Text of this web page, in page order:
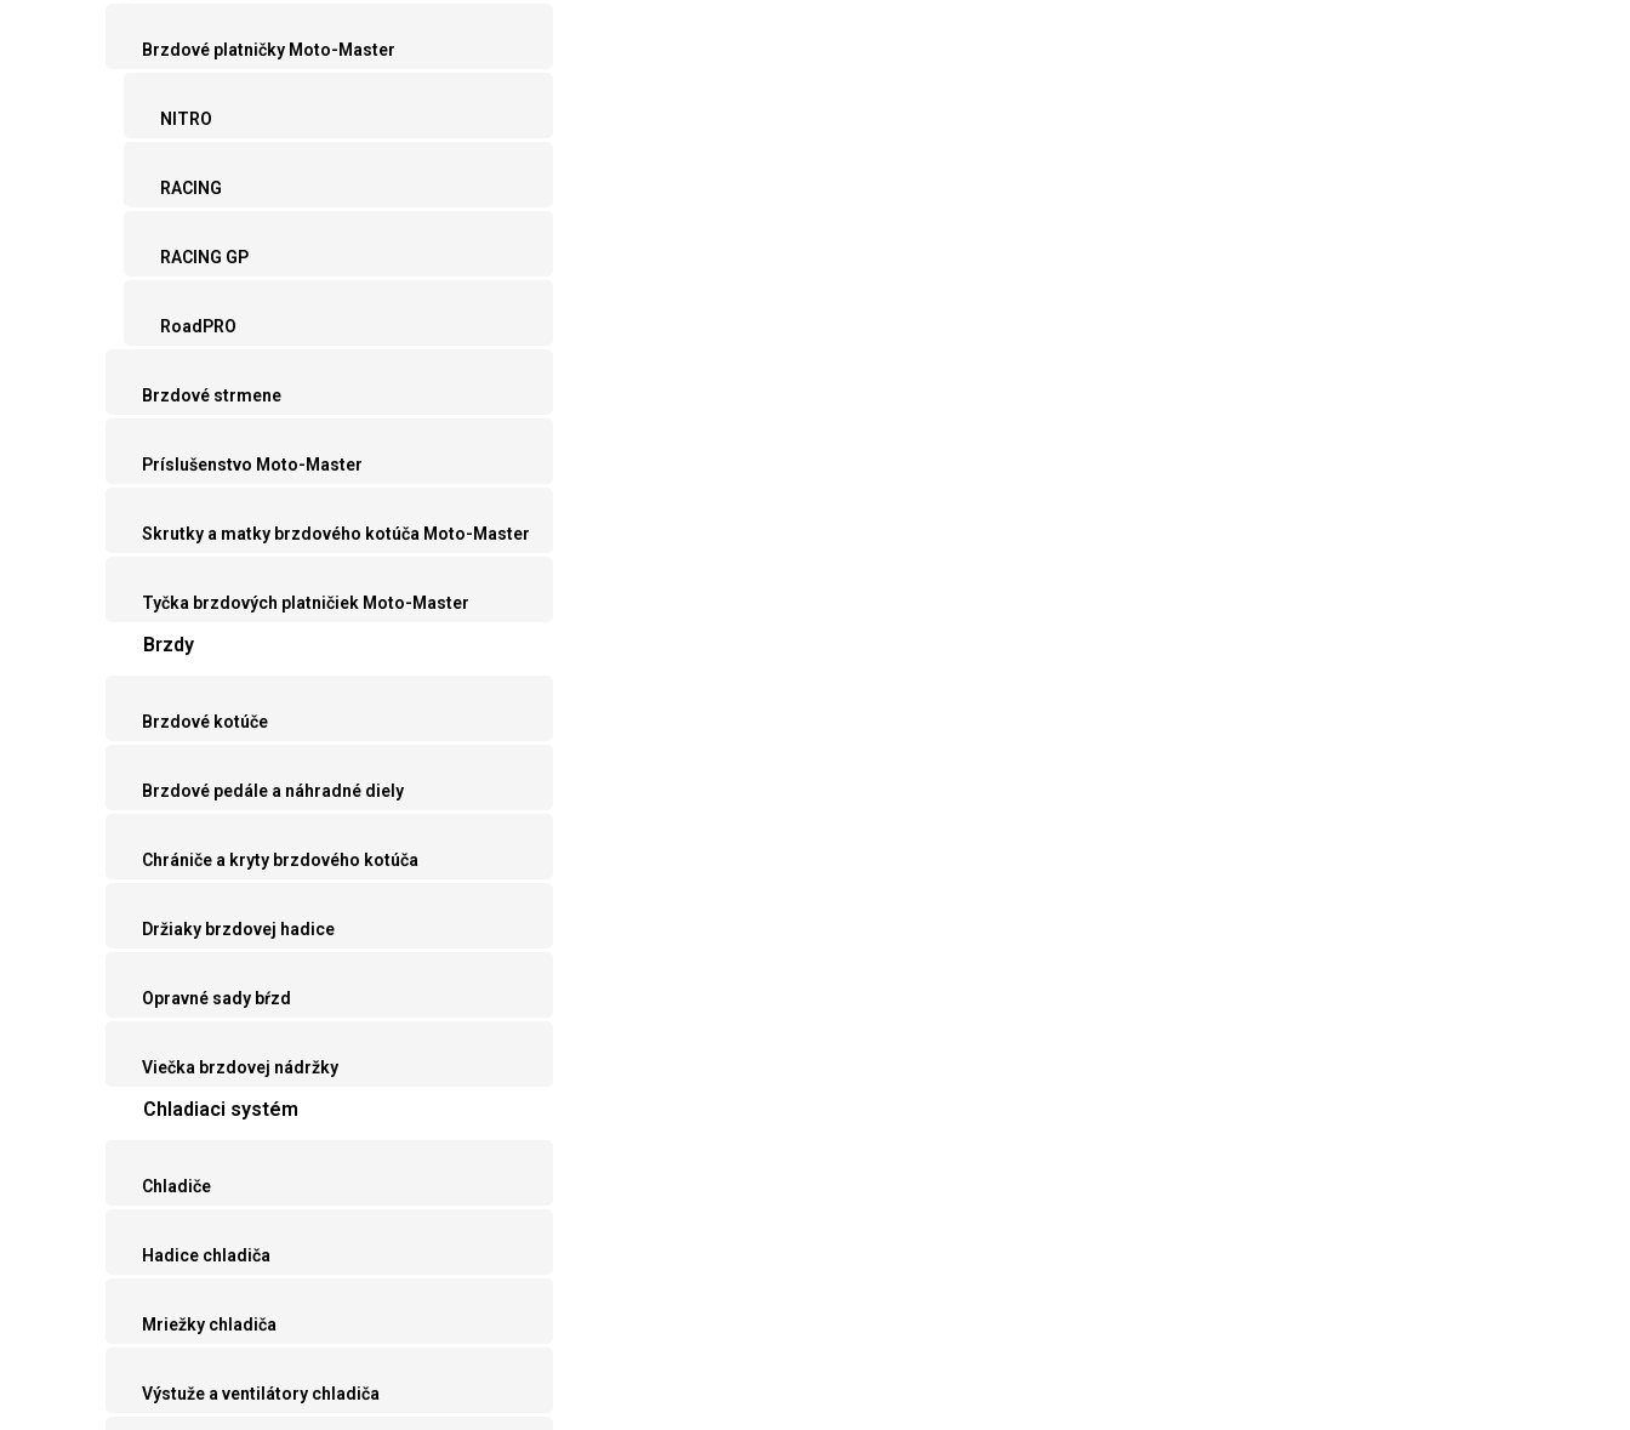
Brzdové platničky Moto-Master
NITRO
RACING
RACING GP
RoadPRO
Brzdové strmene
Príslušenstvo Moto-Master
Skrutky a matky brzdového kotúča Moto-Master
Tyčka brzdových platničiek Moto-Master
Brzdy
Brzdové kotúče
Brzdové pedále a náhradné diely
Chrániče a kryty brzdového kotúča
Držiaky brzdovej hadice
Opravné sady bŕzd
Viečka brzdovej nádržky
Chladiaci systém
Chladiče
Hadice chladiča
Mriežky chladiča
Výstuže a ventilátory chladiča